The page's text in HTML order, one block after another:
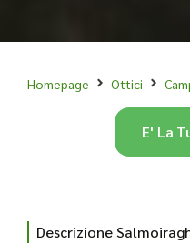
Homepage Ottici
Descrizione
E' La